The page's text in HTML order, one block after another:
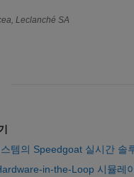
Leclanché SA
템의 Speedgoat 실시간 솔
in-the-Loop 시뮬레